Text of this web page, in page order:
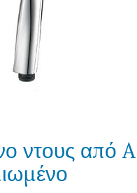
ντους από